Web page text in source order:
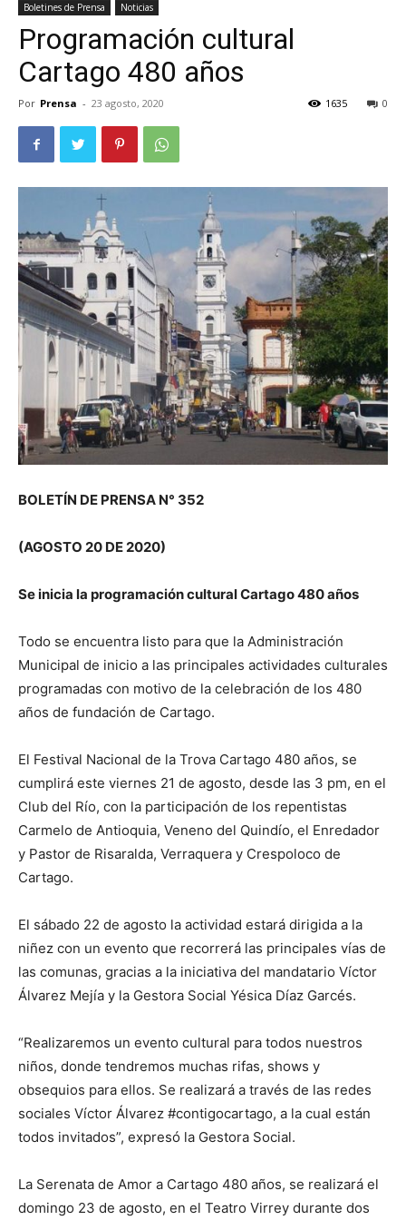
Boletines de Prensa Noticias
Programación cultural
Cartago 480 años
Por Prensa - 23 agosto, 2020 0
1635
BOLETÍN DE PRENSA N° 352
(AGOSTO 20 DE 2020)
Se inicia la programación cultural Cartago 480 años
Todo se encuentra listo para que la Administración
Municipal de inicio a las principales actividades culturales
programadas con motivo de la celebración de los 480
años de fundación de Cartago.
El Festival Nacional de la Trova Cartago 480 años, se
cumplirá este viernes 21 de agosto, desde las 3 pm, en el
Club del Río, con la participación de los repentistas
Carmelo de Antioquia, Veneno del Quindío, el Enredador
y Pastor de Risaralda, Verraquera y Crespoloco de
Cartago.
El sábado 22 de agosto la actividad estará dirigida a la
niñez con un evento que recorrerá las principales vías de
las comunas, gracias a la iniciativa del mandatario Víctor
Álvarez Mejía y la Gestora Social Yésica Díaz Garcés.
“Realizaremos un evento cultural para todos nuestros
niños, donde tendremos muchas rifas, shows y
obsequios para ellos. Se realizará a través de las redes
sociales Víctor Álvarez #contigocartago, a la cual están
todos invitados”, expresó la Gestora Social.
La Serenata de Amor a Cartago 480 años, se realizará el
domingo 23 de agosto, en el Teatro Virrey durante dos